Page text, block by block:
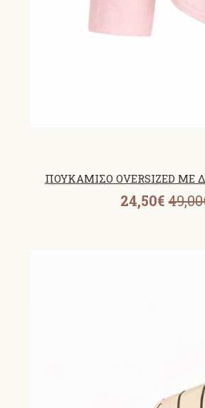
ΠΟΥΚΑΜΙΣΟ OVERSIZED ΜΕ
24,50€